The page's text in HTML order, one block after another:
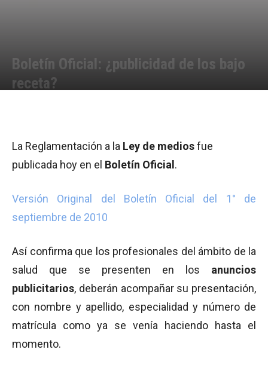
Boletín Oficial: ¿publicidad de los bajo
receta?
La Reglamentación a la Ley de mediosfue
publicada hoy en el Boletín Oficial .
Versión Original del Boletín Oficial del 1° de
septiembre de 2010
Así confirma que los profesionales del ámbito de la
salud que se presenten en los anuncios
publicitarios, deberán acompañar su presentación,
con nombre y apellido, especialidad y número de
matrícula como ya se venía haciendo hasta el
momento.